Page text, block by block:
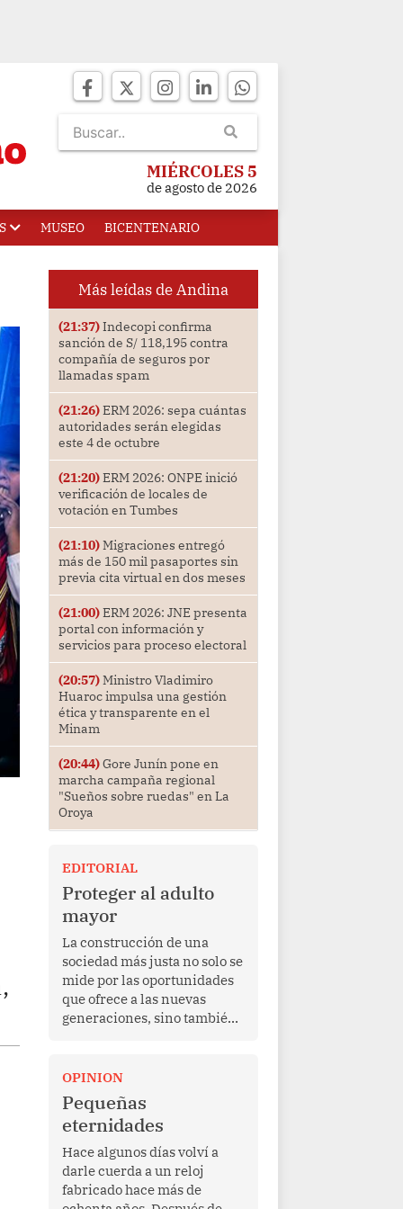
MIÉRCOLES 5
de agosto de 2026
MUSEO BICENTENARIO
Más leídas de Andina
(21:37)Indecopi confirma
sanción de S/ 118,195 contra
compañía de seguros por
llamadas spam
(21:26)ERM 2026: sepa cuántas
autoridades serán elegidas
este 4 de octubre
(21:20)ERM 2026: ONPE inició
verificación de locales de
votación en Tumbes
(21:10)Migraciones entregó
más de 150 mil pasaportes sin
previa cita virtual en dos meses
(21:00)ERM 2026: JNE presenta
portal con información y
servicios para proceso electoral
(20:57)Ministro Vladimiro
Huaroc impulsa una gestión
ética y transparente en el
Minam
(20:44)Gore Junín pone en
marcha campaña regional
"Sueños sobre ruedas" en La
Oroya
EDITORIAL
Proteger al adulto
mayor
La construcción de una
sociedad más justa no solo se
mide por las oportunidades
que ofrece a las nuevas
generaciones, sino también
de una vida de esfuerzo y
trabajo, afrontan la vejez en
condiciones de
vulnerabilidad. El anuncio
formulado por la presidenta
de la república, Keiko
Fujimori, de incrementar de
OPINION
Pequeñas
eternidades
Hace algunos días volví a
darle cuerda a un reloj
fabricado hace más de